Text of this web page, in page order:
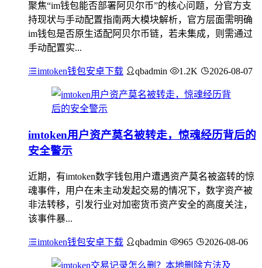
聚焦“im钱包能否部署阿贝尔币”的核心问题，分官方支
持现状与手动配置指南两大模块解析，官方层面需明确
im钱包是否原生适配阿贝尔币链，若未集成，则需通过
手动配置实...
imtoken钱包安卓下载 qbadmin 1.2K 2026-08-07
imtoken用户资产莫名被转走，惊魂经历背后的
安全警示
近期，有imtoken数字钱包用户遭遇资产莫名被盗转的惊
魂事件，用户在未主动发起交易的情况下，数字资产被
非法转移，引发行业对加密货币资产安全的高度关注，
该事件暴...
imtoken钱包安卓下载 qbadmin 965 2026-08-06